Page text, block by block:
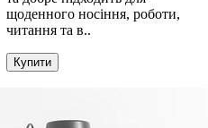
щоденного носіння, роботи,
читання та в..
Купити